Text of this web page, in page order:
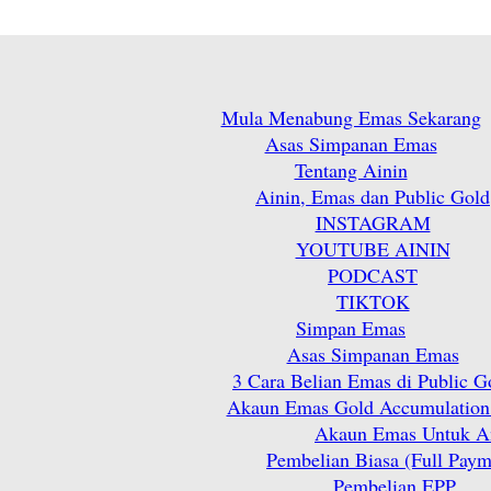
Mula Menabung Emas Sekarang
Asas Simpanan Emas
Tentang Ainin
Ainin, Emas dan Public Gold
INSTAGRAM
YOUTUBE AININ
PODCAST
TIKTOK
Simpan Emas
Asas Simpanan Emas
3 Cara Belian Emas di Public
Akaun Emas Gold
Akaun Emas Untuk
Pembelian Biasa (Full
Pembelian EPP